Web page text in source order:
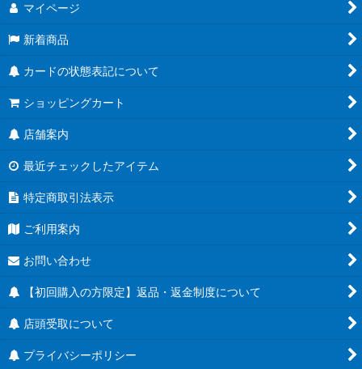
マイページ
新着商品
カードの状態表記について
ショッピングカート
店舗案内
最近チェックしたアイテム
特定商取引法表示
ご利用案内
お問い合わせ
【初回購入の方限定】返品・返金制度について
店頭受取について
プライバシーポリシー